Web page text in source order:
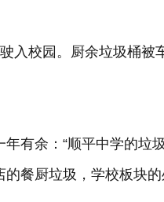
入校园。厨余垃圾桶被
有余：“顺平中学的垃
餐厨垃圾，学校板块